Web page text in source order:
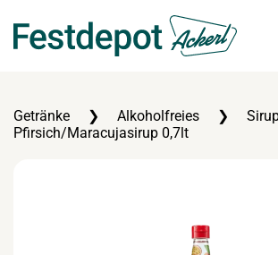
Zum Hauptinhalt springen
Getränke Alkoholfreies
Pfirsich/Maracujasirup 0,7lt